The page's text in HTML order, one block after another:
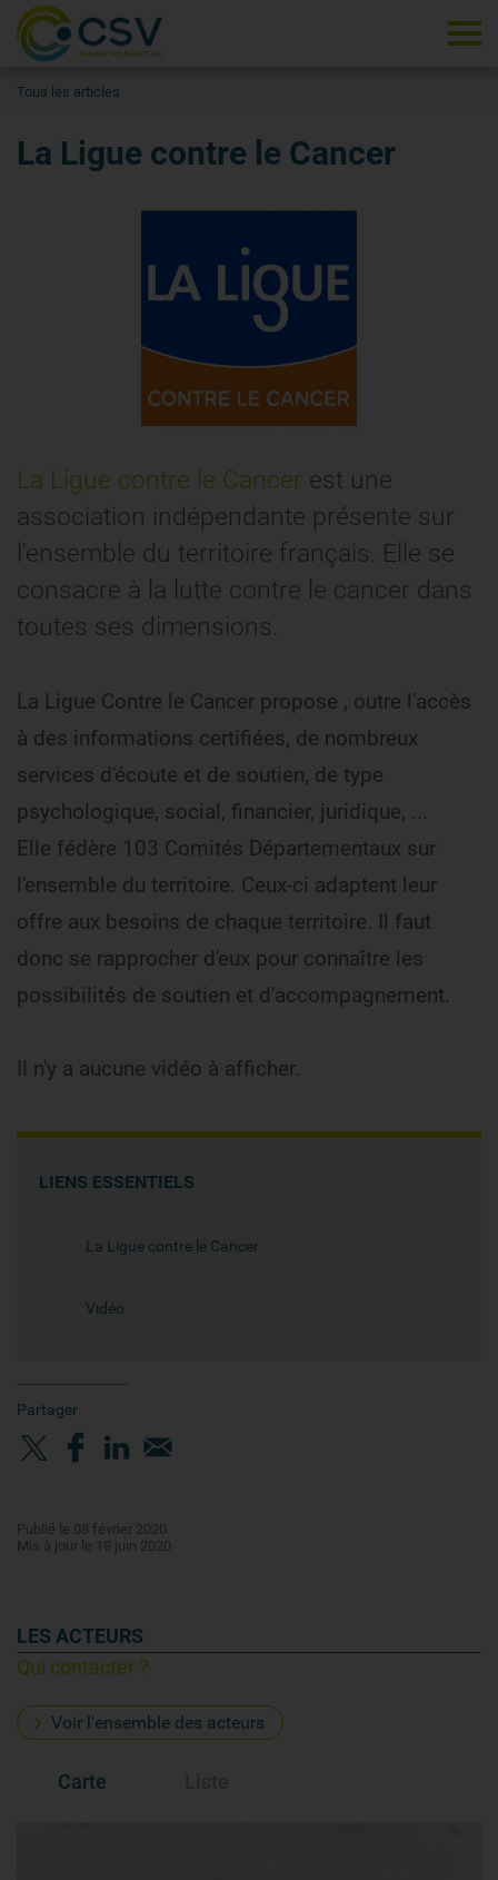
Tous les articles
La Ligue contre le Cancer
La Ligue contre le Cancer est une
association indépendante présente sur
l'ensemble du territoire français. Elle se
consacre à la lutte contre le cancer dans
toutes ses dimensions.
La Ligue Contre le Cancer propose , outre l'accès
à des informations certifiées, de nombreux
services d'écoute et de soutien, de type
psychologique, social, financier, juridique, ...
Elle fédère 103 Comités Départementaux sur
l'ensemble du territoire. Ceux-ci adaptent leur
offre aux besoins de chaque territoire. Il faut
donc se rapprocher d'eux pour connaître les
possibilités de soutien et d'accompagnement.
Il n'y a aucune vidéo à afficher.
LIENS ESSENTIELS
La Ligue contre le Cancer
Vidéo
Partager
Publié le 08 février 2020
Mis à jour le 18 juin 2020
LES ACTEURS
Qui contacter ?
Voir l'ensemble des acteurs
Carte